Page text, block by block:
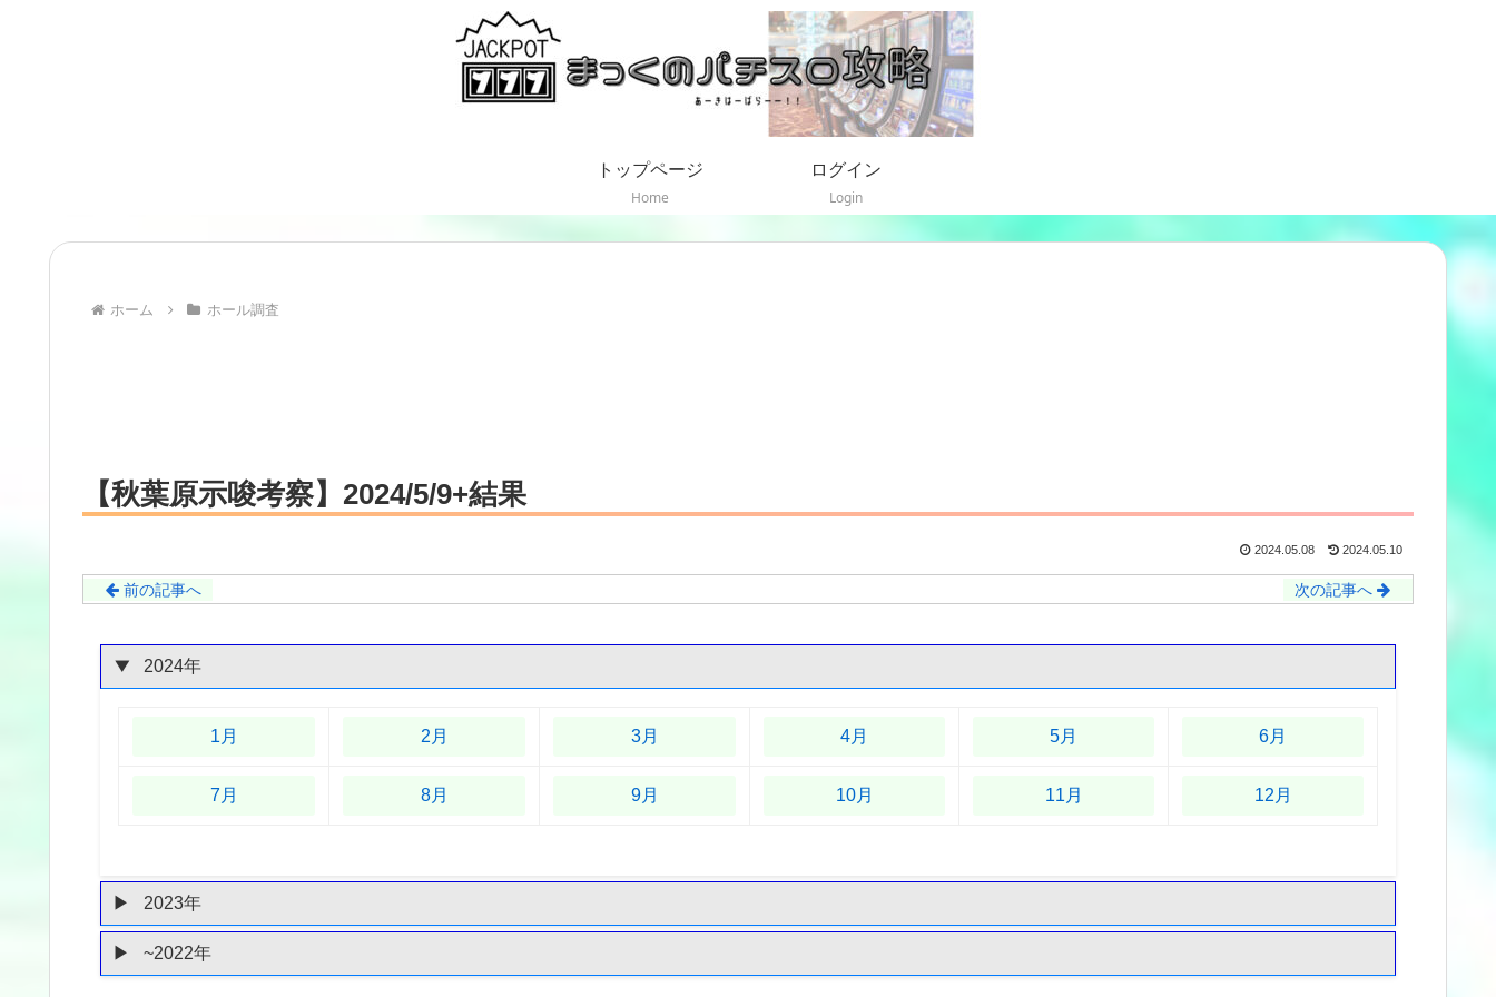
トップページ
Home
ログイン
Login
ホーム ホール調査
【秋葉原示唆考察】2024/5/9+結果
2024.05.08 2024.05.10
前の記事へ 次の記事へ
2024年
1月 2月 3月 4月 5月 6月
7月 8月 9月 10月 11月 12月
2023年
~2022年